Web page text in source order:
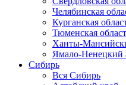
Челябинская
Курганская
Тюменская
Ханты-
Ямало-Ненецкий
Сибирь
Вся Сибирь